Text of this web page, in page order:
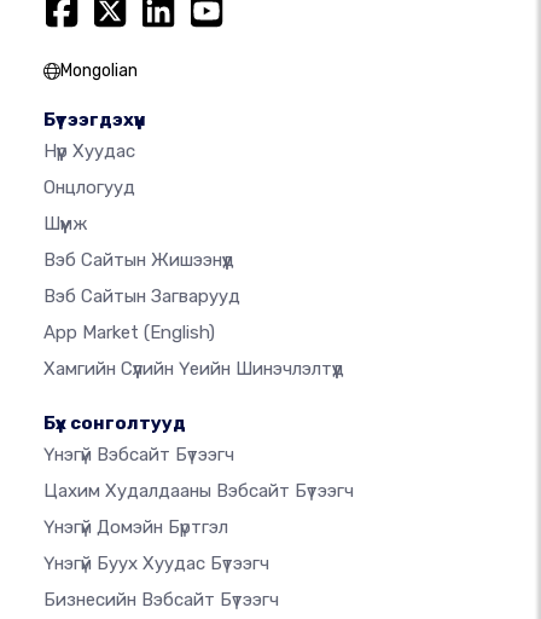
Mongolian
Бүтээгдэхүүн
Нүүр Хуудас
Онцлогууд
Шүүмж
Вэб Сайтын Жишээнүүд
Вэб Сайтын Загварууд
App Market (English)
Хамгийн Сүүлийн Үеийн Шинэчлэлтүүд
Бүх сонголтууд
Үнэгүй Вэбсайт Бүтээгч
Цахим Худалдааны Вэбсайт Бүтээгч
Үнэгүй Домэйн Бүртгэл
Үнэгүй Буух Хуудас Бүтээгч
Бизнесийн Вэбсайт Бүтээгч